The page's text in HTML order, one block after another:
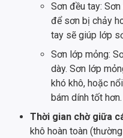
Sơn đều tay:
để sơn bị chảy
tay sẽ giúp lớp
Sơn lớp mỏng:
dày. Sơn lớp
khó khô, hoặc
bám dính tốt hơn.
Thời gian chờ giữa
khô hoàn toàn